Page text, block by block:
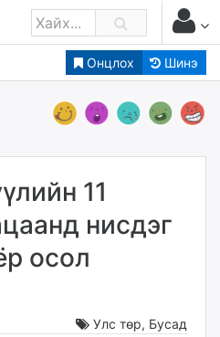
Онцлох Шинэ
11
нисдэг
осол
Улс төр, Бусад